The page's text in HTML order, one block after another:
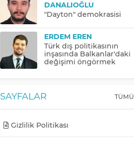
DANALIOĞLU
"Dayton" demokrasisi
ERDEM EREN
Türk dış politikasının
inşasında Balkanlar'daki
değişimi öngörmek
SAYFALAR TÜMÜ
Gizlilik Politikası